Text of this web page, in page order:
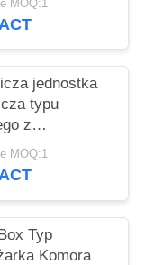
wydajność
MOQ:1
jednostka
typu
z
wysokiego
ciśnienia
MOQ:1
Typ
Komora